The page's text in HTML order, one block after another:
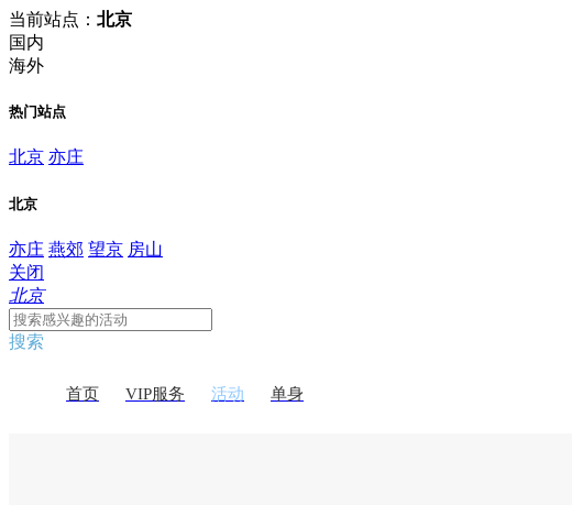
当前站点： 北京
国内
海外
热门站点
北京 亦庄
北京
亦庄 燕郊 望京 房山
关闭
北京
搜索
首页 VIP服务 活动 单身